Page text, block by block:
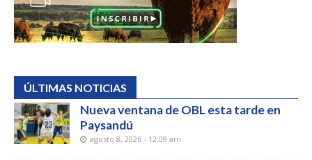
ÚLTIMAS NOTICIAS
Nueva ventana de OBL esta tarde en
Paysandú
agosto 8, 2026 - 12:09 am